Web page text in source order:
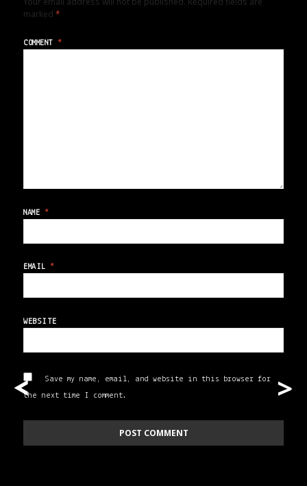
marked*
COMMENT*
NAME *
EMAIL*
WEBSITE
Save my name, email, and website in this browser for
the next time I comment.
< >